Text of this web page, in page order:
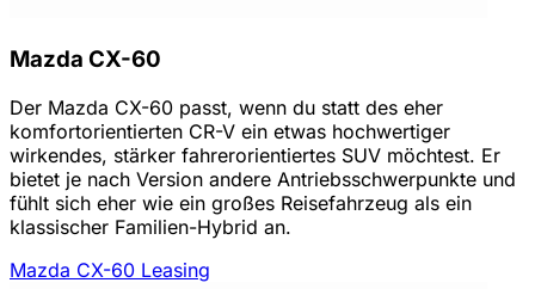
Mazda CX-60
Der Mazda CX-60 passt, wenn du statt des eher
komfortorientierten CR-V ein etwas hochwertiger
wirkendes, stärker fahrerorientiertes SUV möchtest. Er
bietet je nach Version andere Antriebsschwerpunkte und
fühlt sich eher wie ein großes Reisefahrzeug als ein
klassischer Familien-Hybrid an.
Mazda CX-60 Leasing